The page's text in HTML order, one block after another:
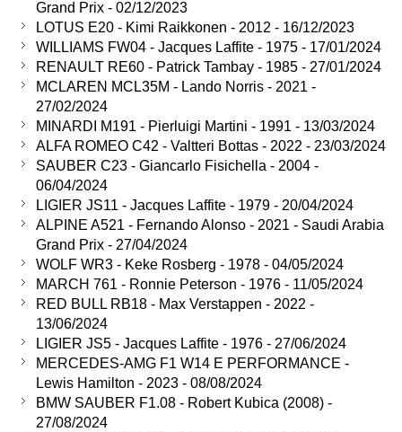
Grand Prix - 02/12/2023
LOTUS E20 - Kimi Raikkonen - 2012 - 16/12/2023
WILLIAMS FW04 - Jacques Laffite - 1975 - 17/01/2024
RENAULT RE60 - Patrick Tambay - 1985 - 27/01/2024
MCLAREN MCL35M - Lando Norris - 2021 -
27/02/2024
MINARDI M191 - Pierluigi Martini - 1991 - 13/03/2024
ALFA ROMEO C42 - Valtteri Bottas - 2022 - 23/03/2024
SAUBER C23 - Giancarlo Fisichella - 2004 -
06/04/2024
LIGIER JS11 - Jacques Laffite - 1979 - 20/04/2024
ALPINE A521 - Fernando Alonso - 2021 - Saudi Arabia
Grand Prix - 27/04/2024
WOLF WR3 - Keke Rosberg - 1978 - 04/05/2024
MARCH 761 - Ronnie Peterson - 1976 - 11/05/2024
RED BULL RB18 - Max Verstappen - 2022 -
13/06/2024
LIGIER JS5 - Jacques Laffite - 1976 - 27/06/2024
MERCEDES-AMG F1 W14 E PERFORMANCE -
Lewis Hamilton - 2023 - 08/08/2024
BMW SAUBER F1.08 - Robert Kubica (2008) -
27/08/2024